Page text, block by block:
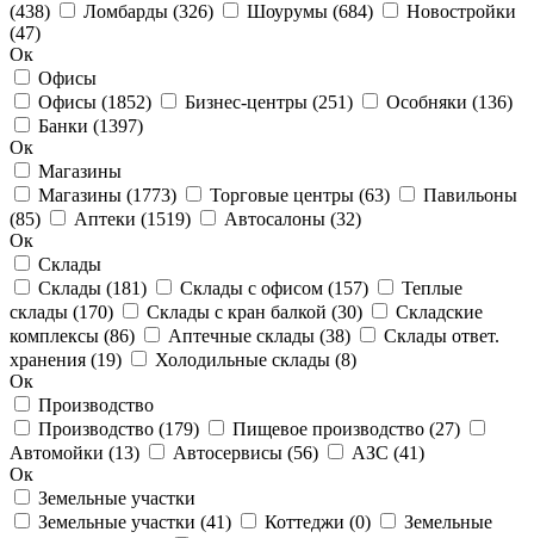
(438)
Ломбарды (326) Шоурумы (684)
Новостройки
(47)
Ок
Офисы
Офисы (1852) Бизнес-центры (251) Особняки (136)
Банки (1397)
Ок
Магазины
Магазины (1773) Торговые центры (63)
Павильоны
(85)
Аптеки (1519) Автосалоны (32)
Ок
Склады
Склады (181) Склады с офисом (157)
Теплые
склады (170) Склады с кран балкой (30)
Складские
комплексы (86) Аптечные склады (38)
Склады ответ.
хранения (19) Холодильные склады (8)
Ок
Производство
Производство (179) Пищевое производство (27)
Автомойки (13) Автосервисы (56) АЗС (41)
Ок
Земельные участки
Земельные участки (41) Коттеджи (0)
Земельные